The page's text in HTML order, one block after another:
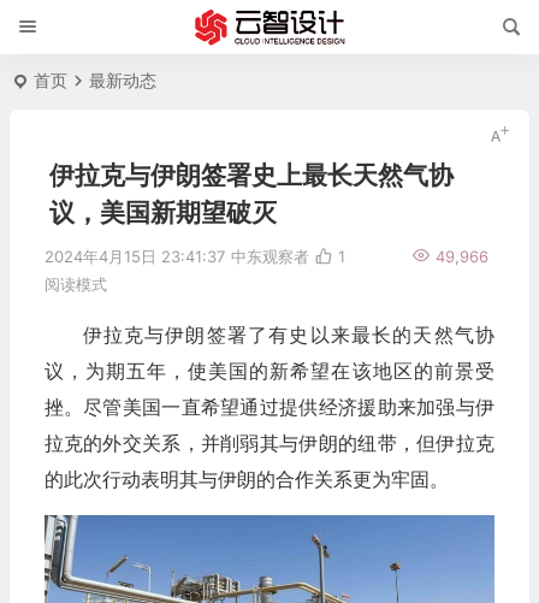
首页 最新动态
伊拉克与伊朗签署史上最长天然气协
议，美国新期望破灭
2024年4月15日 23:41:37 中东观察者 49,966
1
阅读模式
伊拉克与伊朗签署了有史以来最长的天然气协
议，为期五年，使美国的新希望在该地区的前景受
挫。尽管美国一直希望通过提供经济援助来加强与伊
拉克的外交关系，并削弱其与伊朗的纽带，但伊拉克
的此次行动表明其与伊朗的合作关系更为牢固。